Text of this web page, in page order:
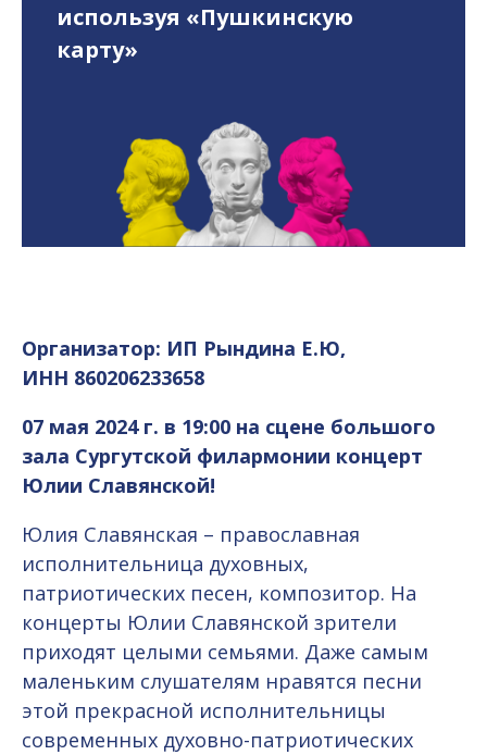
используя «Пушкинскую
карту»
Организатор: ИП Рындина Е.Ю,
ИНН 860206233658
07 мая 2024 г. в 19:00 на сцене большого
зала Сургутской филармонии концерт
Юлии Славянской!
Юлия Славянская – православная
исполнительница духовных,
патриотических песен, композитор. На
концерты Юлии Славянской зрители
приходят целыми семьями. Даже самым
маленьким слушателям нравятся песни
этой прекрасной исполнительницы
современных духовно-патриотических